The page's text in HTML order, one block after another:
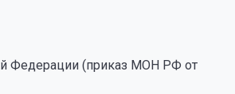
Федерации (приказ МОН РФ от